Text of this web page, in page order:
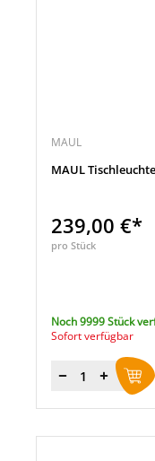
MAUL
MAUL
239,00 €*
pro Stück
Noch 9999 Stück
Sofort verfügbar
Menge